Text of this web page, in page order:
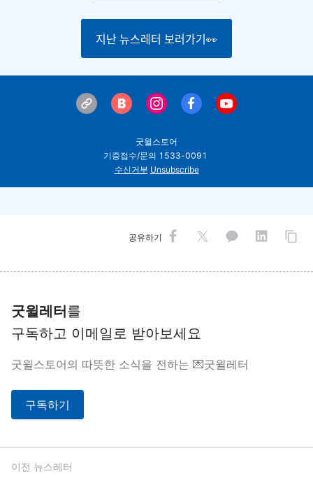
지난 뉴스레터 보러가기👀
굿윌스토어
기증접수/문의 1533-0091
수신거부 Unsubscribe
공유하기
굿윌레터를
구독하고 이메일로 받아보세요
굿윌스토어의 따뜻한 소식을 전하는 💌굿윌레터
구독하기
이전 뉴스레터